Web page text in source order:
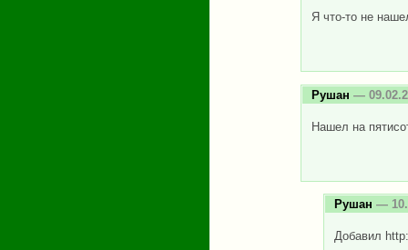
Я что-то не
Рушан —
Нашел на
Рушан —
Добавил